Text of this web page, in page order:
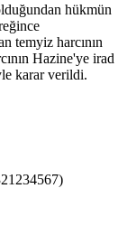
hükmün
temyiz harcının
Hazine'ye irad
karar verildi.